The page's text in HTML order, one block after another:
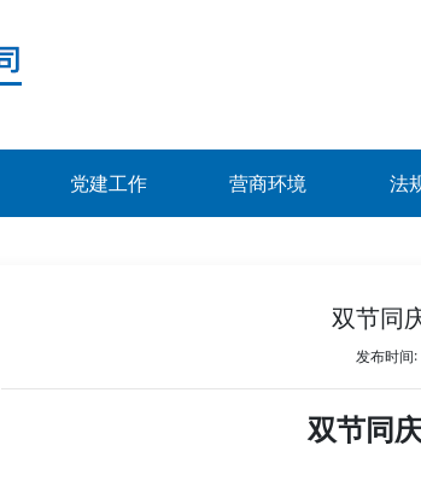
党建工作 营商环境 法
双节同
发布时
双节同